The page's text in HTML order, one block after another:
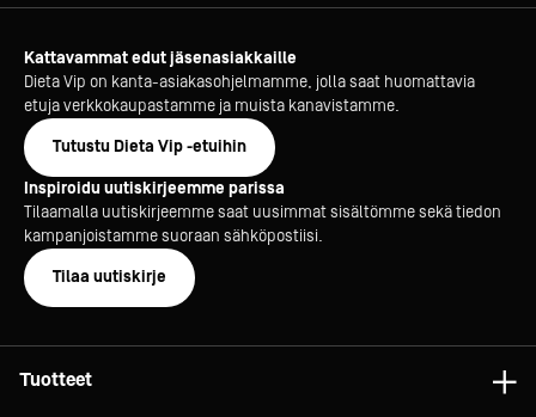
Kattavammat edut jäsenasiakkaille
Dieta Vip on kanta-asiakasohjelmamme, jolla saat huomattavia
etuja verkkokaupastamme ja muista kanavistamme.
Tutustu Dieta Vip -etuihin
Inspiroidu uutiskirjeemme parissa
Tilaamalla uutiskirjeemme saat uusimmat sisältömme sekä tiedon
kampanjoistamme suoraan sähköpostiisi.
Tilaa uutiskirje
Tuotteet